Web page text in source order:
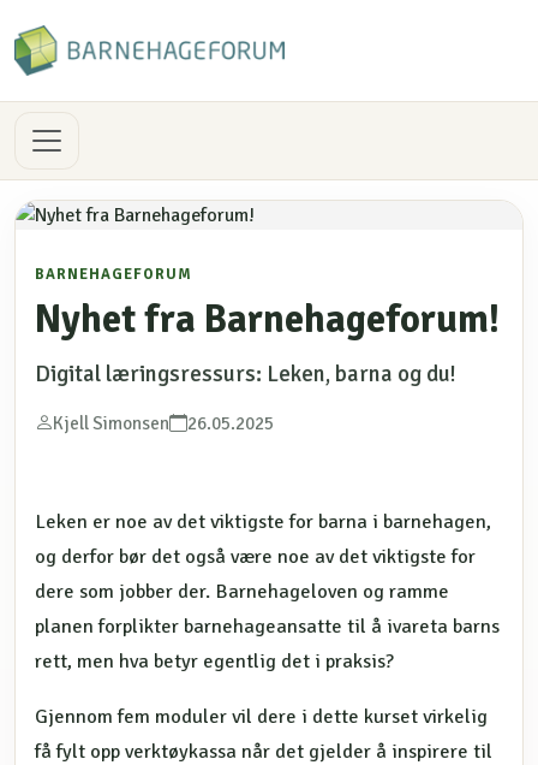
BARNEHAGEFORUM
Nyhet fra Barnehageforum!
Digital læringsressurs: Leken, barna og du!
Kjell Simonsen 26.05.2025
Leken er noe av det viktigste for barna i barnehagen,
og derfor bør det også være noe av det viktigste for
dere som jobber der. Barnehageloven og ramme
planen forplikter barnehageansatte til å ivareta barns
rett, men hva betyr egentlig det i praksis?
Gjennom fem moduler vil dere i dette kurset virkelig
få fylt opp verktøykassa når det gjelder å inspirere til